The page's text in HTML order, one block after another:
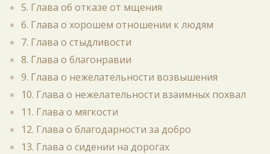
5. Глава об отказе от мщения
6. Глава о хорошем отношении к людям
7. Глава о стыдливости
8. Глава о благонравии
9. Глава о нежелательности возвышения
10. Глава о нежелательности взаимных похвал
11. Глава о мягкости
12. Глава о благодарности за добро
13. Глава о сидении на дорогах